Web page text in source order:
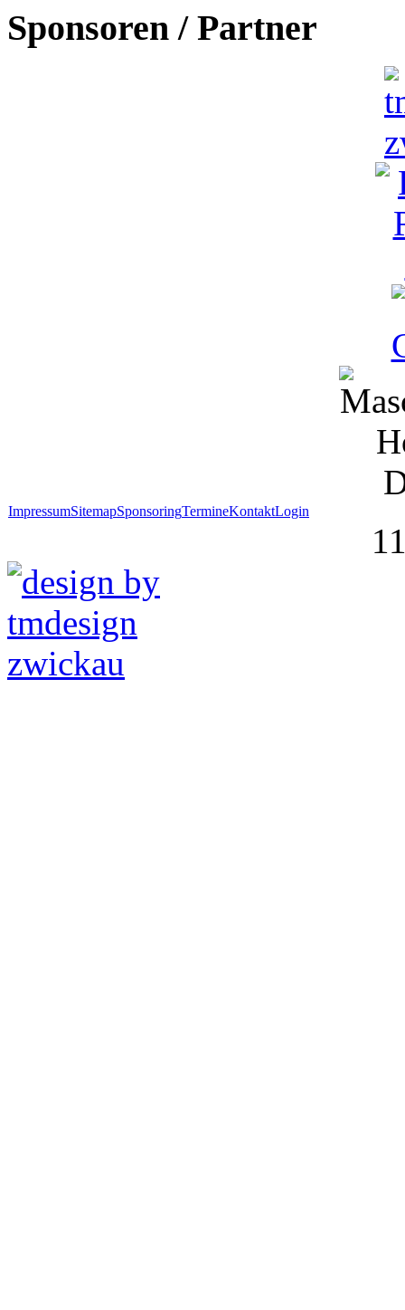
Sponsoren / Partner
ImpressumSitemapSponsoringTermineKontaktLogin